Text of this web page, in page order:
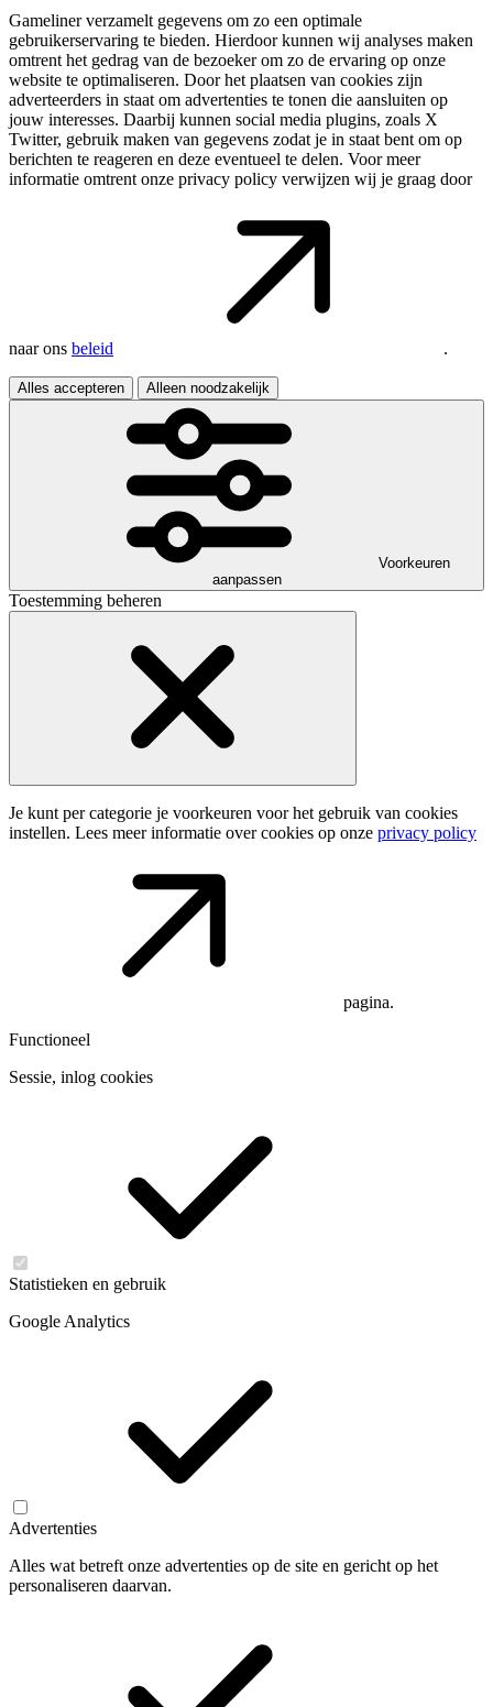
Gameliner verzamelt gegevens om zo een optimale
gebruikerservaring te bieden. Hierdoor kunnen wij analyses maken
omtrent het gedrag van de bezoeker om zo de ervaring op onze
website te optimaliseren. Door het plaatsen van cookies zijn
adverteerders in staat om advertenties te tonen die aansluiten op
jouw interesses. Daarbij kunnen social media plugins, zoals X
Twitter, gebruik maken van gegevens zodat je in staat bent om op
berichten te reageren en deze eventueel te delen. Voor meer
informatie omtrent onze privacy policy verwijzen wij je graag door
naar ons beleid .
Alles accepteren Alleen noodzakelijk
Voorkeuren
aanpassen
Toestemming beheren
Je kunt per categorie je voorkeuren voor het gebruik van cookies
instellen. Lees meer informatie over cookies op onze privacy policy
pagina.
Functioneel
Sessie, inlog cookies
Statistieken en gebruik
Google Analytics
Advertenties
Alles wat betreft onze advertenties op de site en gericht op het
personaliseren daarvan.